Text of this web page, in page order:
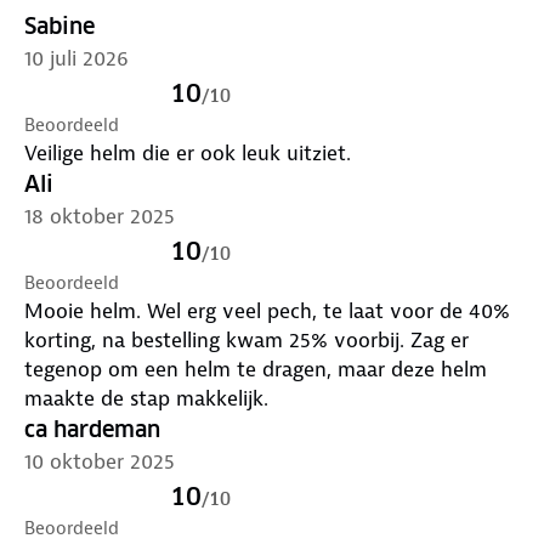
gaat? Bekijk
Sabine
10 juli 2026
10/10
Beoordeeld
Veilige helm die er ook leuk uitziet.
Ali
18 oktober 2025
10/10
Beoordeeld
Mooie helm. Wel erg veel pech, te laat voor de 40%
korting, na bestelling kwam 25% voorbij. Zag er
tegenop om een helm te dragen, maar deze helm
maakte de stap makkelijk.
ca hardeman
10 oktober 2025
10/10
Beoordeeld